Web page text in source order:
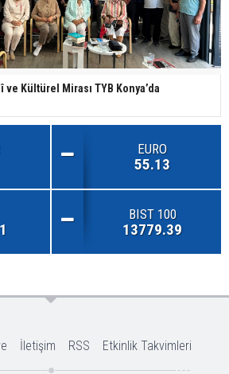
Kültürel Mirası TYB Konya’da
EURO
55.13
BIST 100
13779.39
İletişim RSS Etkinlik Takvimleri